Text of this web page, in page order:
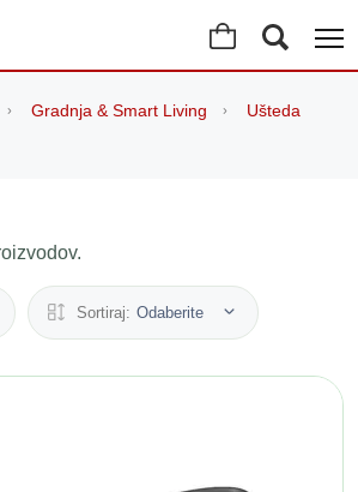
Gradnja & Smart Living
Ušteda
Sortiraj: Odaberite